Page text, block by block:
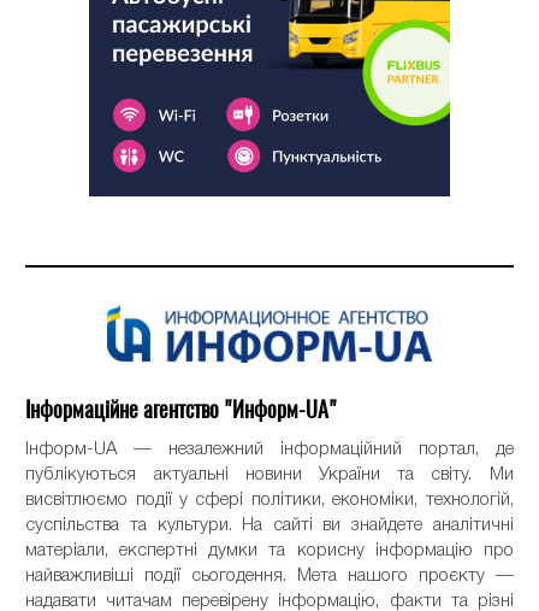
Інформаційне агентство "Информ-UA"
Інформ-UA — незалежний інформаційний портал, де
публікуються актуальні новини України та світу. Ми
висвітлюємо події у сфері політики, економіки, технологій,
суспільства та культури. На сайті ви знайдете аналітичні
матеріали, експертні думки та корисну інформацію про
найважливіші події сьогодення. Мета нашого проєкту —
надавати читачам перевірену інформацію, факти та різні